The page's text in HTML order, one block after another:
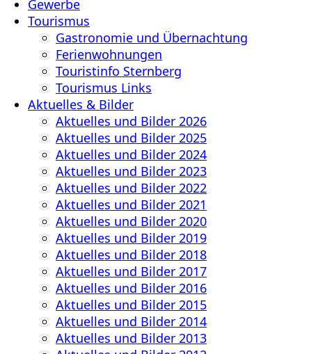
Gewerbe
Tourismus
Gastronomie und Übernachtung
Ferienwohnungen
Touristinfo Sternberg
Tourismus Links
Aktuelles & Bilder
Aktuelles und Bilder 2026
Aktuelles und Bilder 2025
Aktuelles und Bilder 2024
Aktuelles und Bilder 2023
Aktuelles und Bilder 2022
Aktuelles und Bilder 2021
Aktuelles und Bilder 2020
Aktuelles und Bilder 2019
Aktuelles und Bilder 2018
Aktuelles und Bilder 2017
Aktuelles und Bilder 2016
Aktuelles und Bilder 2015
Aktuelles und Bilder 2014
Aktuelles und Bilder 2013